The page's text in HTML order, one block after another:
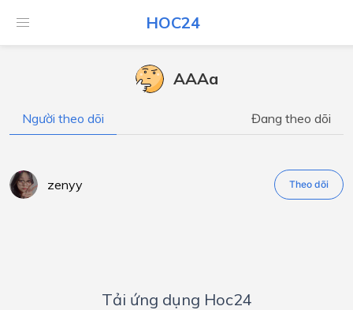
HOC24
AAAa
Người theo dõi Đang theo dõi
zenyy Theo dõi
Tải ứng dụng Hoc24